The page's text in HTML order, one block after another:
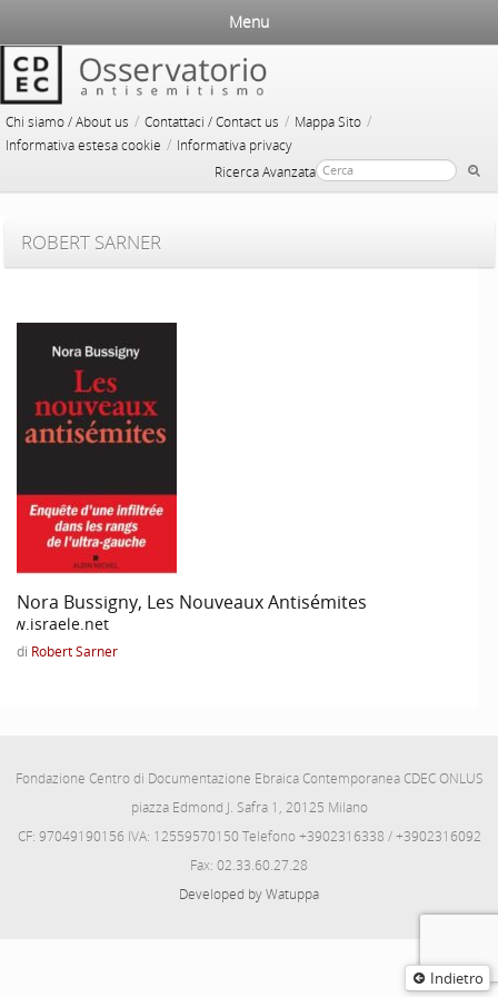
Chi siamo / About us / Contattaci / Contact us / Mappa Sito /
Informativa estesa cookie / Informativa privacy
Ricerca Avanzata
Menu
Indietro
ROBERT SARNER
Nora Bussigny, Les Nouveaux Antisémites
di Robert Sarner
Fondazione Centro di Documentazione Ebraica Contemporanea CDEC ONLUS
piazza Edmond J. Safra 1, 20125 Milano
CF: 97049190156 IVA: 12559570150 Telefono +3902316338 / +3902316092
Fax: 02.33.60.27.28
Developed by Watuppa